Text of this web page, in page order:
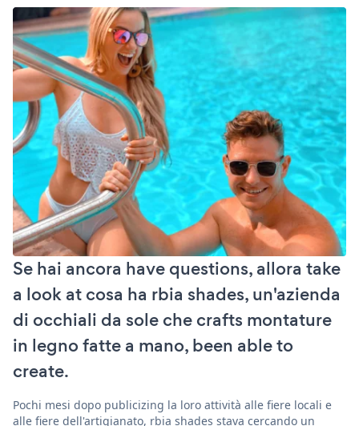
Se hai ancora have questions, allora take
a look at cosa ha rbia shades, un'azienda
di occhiali da sole che crafts montature
in legno fatte a mano, been able to
create.
Pochi mesi dopo publicizing la loro attività alle fiere locali e
alle fiere dell'artigianato, rbia shades stava cercando un